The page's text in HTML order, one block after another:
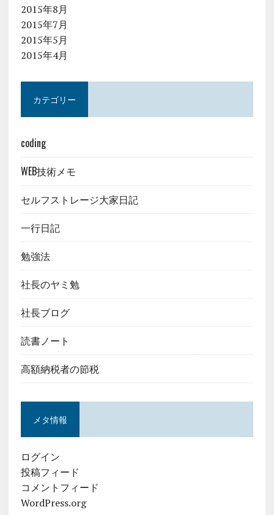
2015年8月
2015年7月
2015年5月
2015年4月
カテゴリー
coding
WEB技術メモ
セルフストレージ大家日記
一行日記
勉強法
社長のヤミ勉
社長ブログ
読書ノート
高額納税者の節税
メタ情報
ログイン
投稿フィード
コメントフィード
WordPress.org